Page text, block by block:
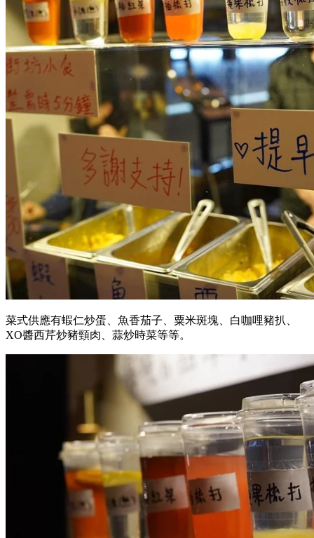
菜式供應有蝦仁炒蛋、魚香茄子、粟米斑塊、白咖哩豬扒、
XO醬西芹炒豬頸肉、蒜炒時菜等等。